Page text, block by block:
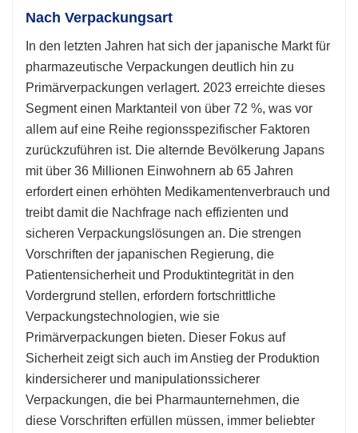
Nach Verpackungsart
In den letzten Jahren hat sich der japanische Markt für
pharmazeutische Verpackungen deutlich hin zu
Primärverpackungen verlagert. 2023 erreichte dieses
Segment einen Marktanteil von über 72 %, was vor
allem auf eine Reihe regionsspezifischer Faktoren
zurückzuführen ist. Die alternde Bevölkerung Japans
mit über 36 Millionen Einwohnern ab 65 Jahren
erfordert einen erhöhten Medikamentenverbrauch und
treibt damit die Nachfrage nach effizienten und
sicheren Verpackungslösungen an. Die strengen
Vorschriften der japanischen Regierung, die
Patientensicherheit und Produktintegrität in den
Vordergrund stellen, erfordern fortschrittliche
Verpackungstechnologien, wie sie
Primärverpackungen bieten. Dieser Fokus auf
Sicherheit zeigt sich auch im Anstieg der Produktion
kindersicherer und manipulationssicherer
Verpackungen, die bei Pharmaunternehmen, die
diese Vorschriften erfüllen müssen, immer beliebter